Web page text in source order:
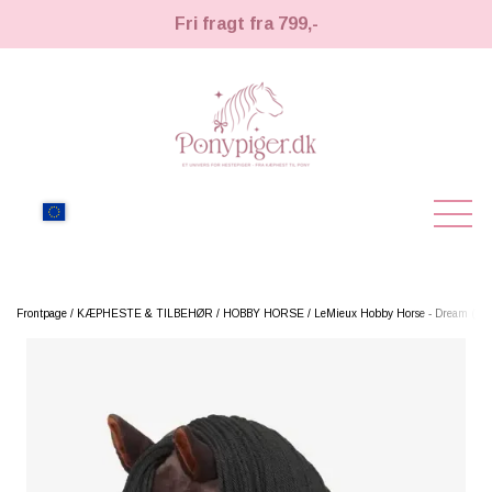
Fri fragt fra 799,-
NEW
GROOMING
LEMIEUX TOY PONY
TIL HESTEPIGER
Frontpage KÆPHESTE & TILBEHØR HOBBY HORSE LeMieux Hobby Horse - Dream